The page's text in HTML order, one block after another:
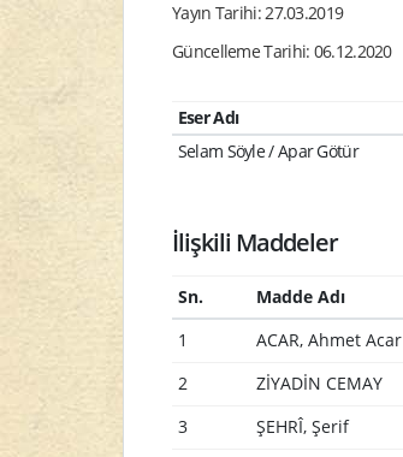
Yayın Tarihi: 27.03.2019
Güncelleme Tarihi: 06.12.2020
Eser Adı
Selam Söyle / Apar Götür
İlişkili Maddeler
Sn. Madde Adı
1
ACAR, Ahmet Acar
2 ZİYADİN CEMAY
3 ŞEHRÎ, Şerif